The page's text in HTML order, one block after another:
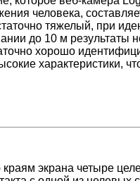
человека,
тяжелый, при
до 10 м результаты
хорошо
характеристики,
экрана четыре